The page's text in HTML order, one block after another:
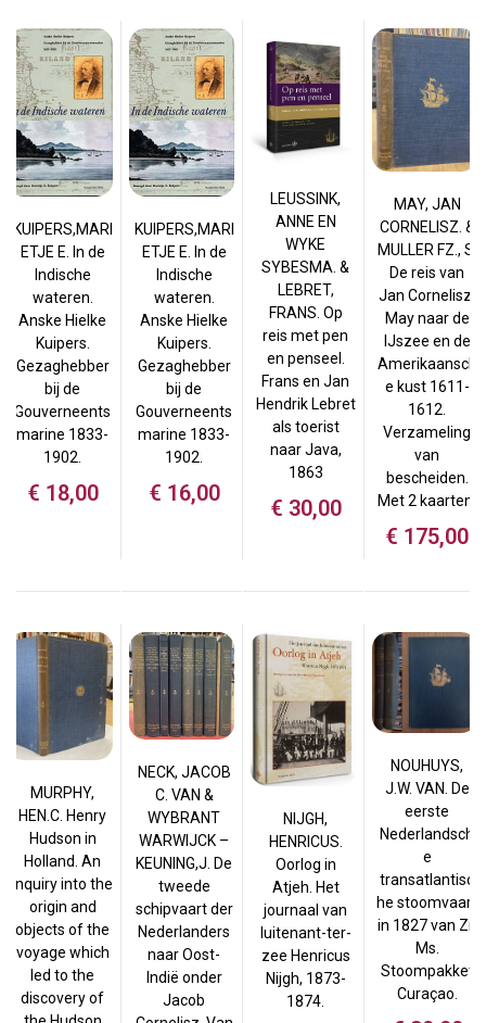
KUIPERS,MARI
ETJE E. In de
Indische
wateren.
Anske Hielke
Kuipers.
Gezaghebber
bij de
Gouverneents
marine 1833-
1902.
€ 18,00
KUIPERS,MARI
ETJE E. In de
Indische
wateren.
Anske Hielke
Kuipers.
Gezaghebber
bij de
Gouverneents
marine 1833-
1902.
€ 16,00
LEUSSINK,
ANNE EN
WYKE
SYBESMA. &
LEBRET,
FRANS. Op
reis met pen
en penseel.
Frans en Jan
Hendrik Lebret
als toerist
naar Java,
1863
€ 30,00
MAY, JAN
CORNELISZ. &
MULLER FZ., S.
De reis van
Jan Cornelisz.
May naar de
IJszee en de
Amerikaansch
e kust 1611-
1612.
Verzameling
van
bescheiden.
Met 2 kaarten.
€ 175,00
MURPHY,
HEN.C. Henry
Hudson in
Holland. An
inquiry into the
origin and
objects of the
voyage which
led to the
discovery of
NECK, JACOB
C. VAN &
WYBRANT
WARWIJCK –
KEUNING,J. De
tweede
schipvaart der
Nederlanders
naar Oost-
Indië onder
Jacob
NIJGH,
HENRICUS.
Oorlog in
Atjeh. Het
journaal van
luitenant-ter-
zee Henricus
Nijgh, 1873-
1874.
NOUHUYS,
J.W. VAN. De
eerste
Nederlandsch
e
transatlantisc
he stoomvaart
in 1827 van Zr.
Ms.
Stoompakket
Curaçao.